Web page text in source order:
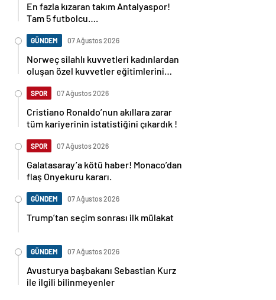
En fazla kızaran takım Antalyaspor!
Tam 5 futbolcu….
GÜNDEM 07 Ağustos 2026
Norweç silahlı kuvvetleri kadınlardan
oluşan özel kuvvetler eğitimlerini
SPOR 07 Ağustos 2026
Cristiano Ronaldo’nun akıllara zarar
tüm kariyerinin istatistiğini çıkardık !
SPOR 07 Ağustos 2026
Galatasaray’a kötü haber! Monaco’dan
flaş Onyekuru kararı.
GÜNDEM 07 Ağustos 2026
Trump’tan seçim sonrası ilk mülakat
GÜNDEM 07 Ağustos 2026
Avusturya başbakanı Sebastian Kurz
ile ilgili bilinmeyenler